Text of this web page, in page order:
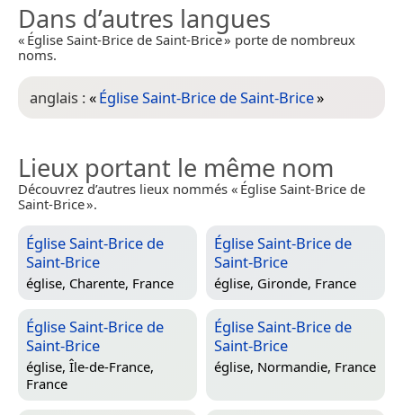
Dans d’autres langues
« Église Saint-Brice de Saint-Brice » porte de nombreux
noms.
anglais :«Église Saint-Brice de Saint-Brice»
Lieux portant le même nom
Découvrez d’autres lieux nommés « Église Saint-Brice de
Saint-Brice ».
Église Saint-Brice de
Saint-Brice
église, Charente, France
Église Saint-Brice de
Saint-Brice
église, Gironde, France
Église Saint-Brice de
Saint-Brice
église, Île-de-France,
France
Église Saint-Brice de
Saint-Brice
église, Normandie, France